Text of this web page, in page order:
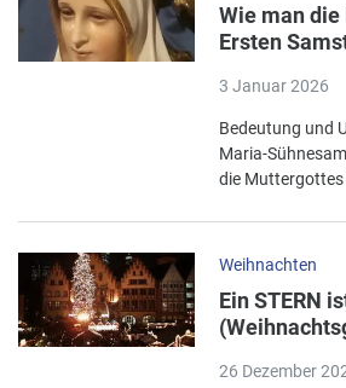
Wie man
Ersten
3 Januar 2026
Bedeutung und
Maria-
die Muttergottes
Weihnachten
Ein STERN
26 Dezember